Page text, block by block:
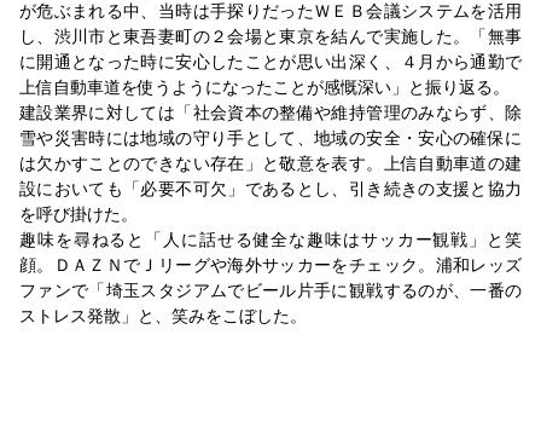
が危ぶまれる中、当時は手探りだったＷＥＢ会議システムを活用
し、渋川市と東吾妻町の２会場と東京を結んで実施した。「無事
に開通となった時に安心したことが思い出深く、４月から通勤で
上信自動車道を使うようになったことが感慨深い」と振り返る。
建設業界に対しては「社会資本の整備や維持管理のみならず、除
雪や災害時には地域の守り手として、地域の安全・安心の確保に
は欠かすことのできない存在」と敬意を表す。上信自動車道の建
設においても「必要不可欠」であるとし、引き続きの支援と協力
を呼び掛けた。
趣味を尋ねると「人に話せる健全な趣味はサッカー観戦」と笑
顔。ＤＡＺＮでＪリーグや海外サッカーをチェック。浦和レッズ
ファンで「埼玉スタジアムでビール片手に観戦するのが、一番の
ストレス発散」と、笑みをこぼした。